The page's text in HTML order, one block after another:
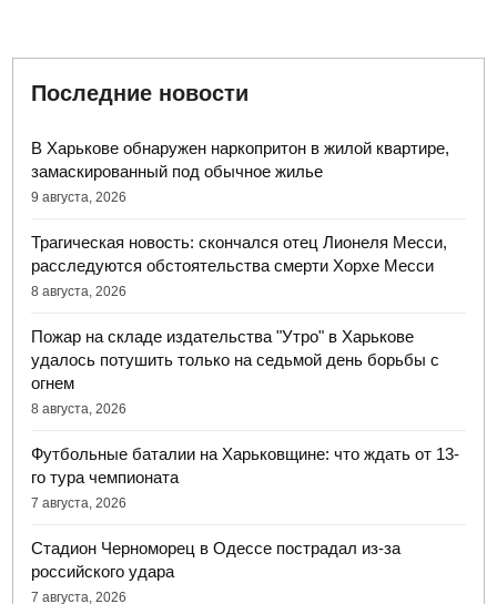
Последние новости
В Харькове обнаружен наркопритон в жилой квартире,
замаскированный под обычное жилье
9 августа, 2026
Трагическая новость: скончался отец Лионеля Месси,
расследуются обстоятельства смерти Хорхе Месси
8 августа, 2026
Пожар на складе издательства "Утро" в Харькове
удалось потушить только на седьмой день борьбы с
огнем
8 августа, 2026
Футбольные баталии на Харьковщине: что ждать от 13-
го тура чемпионата
7 августа, 2026
Стадион Черноморец в Одессе пострадал из-за
российского удара
7 августа, 2026